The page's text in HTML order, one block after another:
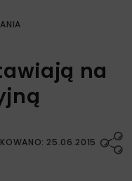
na
25.06.2015